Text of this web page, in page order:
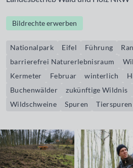
Bildrechte erwerben
Nationalpark Eifel Führung
barrierefrei Naturerlebnisraum
Kermeter
Februar winterlich
Buchenwälder
zukünftige Wildnis
Wildschweine
Spuren Tierspuren